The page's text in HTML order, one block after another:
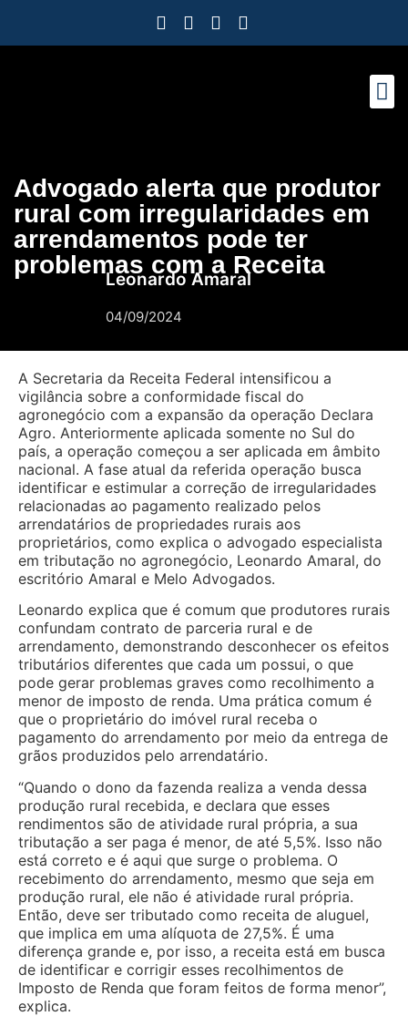
Advogado alerta que produtor
rural com irregularidades em
arrendamentos pode ter
problemas com a Receita
Leonardo Amaral
04/09/2024
A Secretaria da Receita Federal intensificou a
vigilância sobre a conformidade fiscal do
agronegócio com a expansão da operação Declara
Agro. Anteriormente aplicada somente no Sul do
país, a operação começou a ser aplicada em âmbito
nacional. A fase atual da referida operação busca
identificar e estimular a correção de irregularidades
relacionadas ao pagamento realizado pelos
arrendatários de propriedades rurais aos
proprietários, como explica o advogado especialista
em tributação no agronegócio, Leonardo Amaral, do
escritório Amaral e Melo Advogados.
Leonardo explica que é comum que produtores rurais
confundam contrato de parceria rural e de
arrendamento, demonstrando desconhecer os efeitos
tributários diferentes que cada um possui, o que
pode gerar problemas graves como recolhimento a
menor de imposto de renda. Uma prática comum é
que o proprietário do imóvel rural receba o
pagamento do arrendamento por meio da entrega de
grãos produzidos pelo arrendatário.
“Quando o dono da fazenda realiza a venda dessa
produção rural recebida, e declara que esses
rendimentos são de atividade rural própria, a sua
tributação a ser paga é menor, de até 5,5%. Isso não
está correto e é aqui que surge o problema. O
recebimento do arrendamento, mesmo que seja em
produção rural, ele não é atividade rural própria.
Então, deve ser tributado como receita de aluguel,
que implica em uma alíquota de 27,5%. É uma
diferença grande e, por isso, a receita está em busca
de identificar e corrigir esses recolhimentos de
Imposto de Renda que foram feitos de forma menor”,
explica.